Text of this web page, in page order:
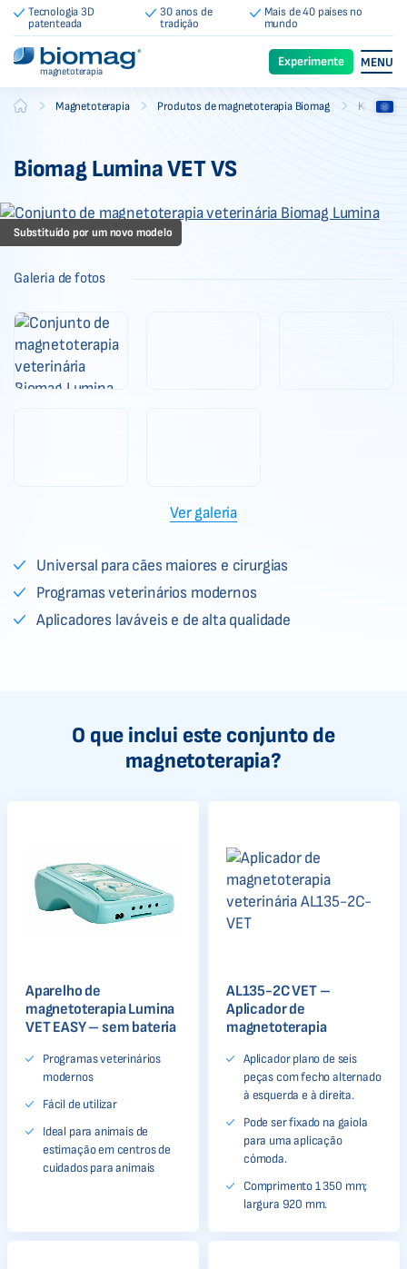
Tecnologia 3D
patenteada
30 anos de
tradição
Mais de 40 países no
mundo
magnetoterapia
Experimente MENU
Biomag Magnetoterapia Produtos de magnetoterapia Biomag Kits de
Biomag Lumina VET VS
Substituído por um novo modelo
Galeria de fotos
Ver galeria
Universal para cães maiores e cirurgias
Programas veterinários modernos
Aplicadores laváveis e de alta qualidade
O que inclui este conjunto de
magnetoterapia?
Aparelho de
magnetoterapia Lumina
VET EASY – sem bateria
Programas veterinários
modernos
Fácil de utilizar
Ideal para animais de
estimação em centros de
cuidados para animais
AL135-2C VET –
Aplicador de
magnetoterapia
Aplicador plano de seis
peças com fecho alternado
à esquerda e à direita.
Pode ser fixado na gaiola
para uma aplicação
cómoda.
Comprimento 1 350 mm;
largura 920 mm.